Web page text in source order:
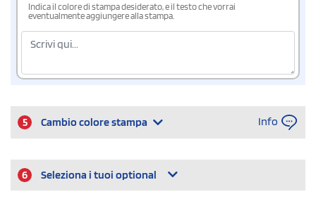
Indica il colore di stampa desiderato, e il testo che vorrai
eventualmente aggiungere alla stampa.
5 Cambio colore stampa Info
6 Seleziona i tuoi optional